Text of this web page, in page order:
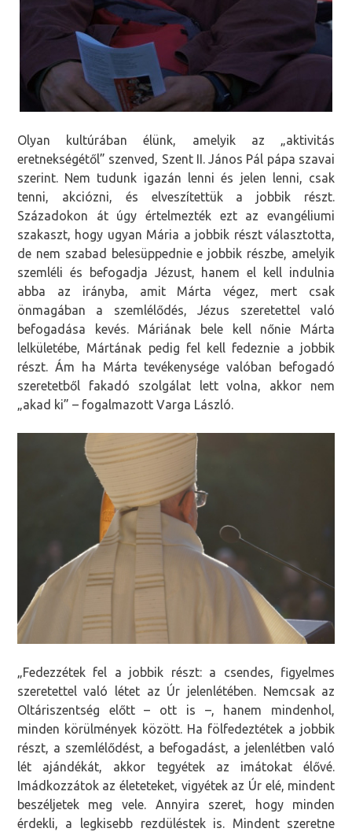
Olyan kultúrában élünk, amelyik az „aktivitás
eretnekségétől” szenved, Szent II. János Pál pápa szavai
szerint. Nem tudunk igazán lenni és jelen lenni, csak
tenni, akciózni, és elveszítettük a jobbik részt.
Századokon át úgy értelmezték ezt az evangéliumi
szakaszt, hogy ugyan Mária a jobbik részt választotta,
de nem szabad belesüppednie e jobbik részbe, amelyik
szemléli és befogadja Jézust, hanem el kell indulnia
abba az irányba, amit Márta végez, mert csak
önmagában a szemlélődés, Jézus szeretettel való
befogadása kevés. Máriának bele kell nőnie Márta
lelkületébe, Mártának pedig fel kell fedeznie a jobbik
részt. Ám ha Márta tevékenysége valóban befogadó
szeretetből fakadó szolgálat lett volna, akkor nem
„akad ki” – fogalmazott Varga László.
„Fedezzétek fel a jobbik részt: a csendes, figyelmes
szeretettel való létet az Úr jelenlétében. Nemcsak az
Oltáriszentség előtt – ott is –, hanem mindenhol,
minden körülmények között. Ha fölfedeztétek a jobbik
részt, a szemlélődést, a befogadást, a jelenlétben való
lét ajándékát, akkor tegyétek az imátokat élővé.
Imádkozzátok az életeteket, vigyétek az Úr elé, mindent
beszéljetek meg vele. Annyira szeret, hogy minden
érdekli, a legkisebb rezdüléstek is. Mindent szeretne